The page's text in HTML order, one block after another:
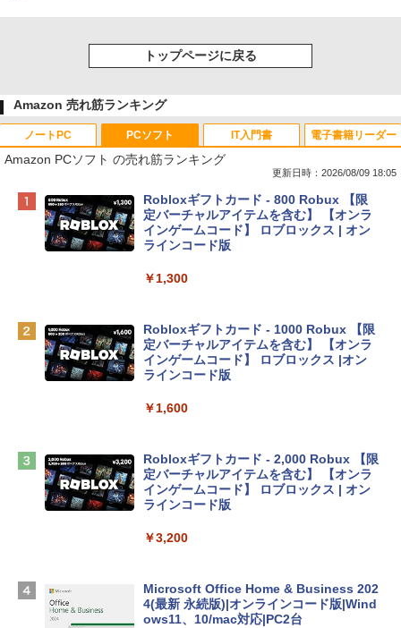
トップページに戻る
Amazon 売れ筋ランキング
ノートPC
Apple 2026 MacBook Neo A18 Proチッ
プ搭載13インチノートブック：AIとAppl
e Intelligenceのために設計、Liquid Ret
inaディスプレイ、8GBユニファイドメモ
eTime HDカメラ - インディゴ
tomtoc 360°保護 15.6 16インチ パソコ
ンケース Dell NEC Lavie ASUS HP dyna
Apple 2026 MacBook Air M5チップ搭載
13インチノートブック：AIとApple Intell
igence、13.6インチLiquid Retinaディ
TB SSDストレージ、12MPセンターフレ
￥278,800
PCソフト
Amazon PCソフト の売れ筋ランキング
更新日時：2026/08/09 18:05
Robloxギフトカード - 800 Robux 【限
定バーチャルアイテムを含む】 【オンラ
インゲームコード】 ロブロックス | オン
ラインコード版
￥1,300
Robloxギフトカード - 1000 Robux 【限
定バーチャルアイテムを含む】 【オンラ
インゲームコード】 ロブロックス |オン
ラインコード版
￥1,600
Robloxギフトカード - 2,000 Robux 【限
定バーチャルアイテムを含む】 【オンラ
インゲームコード】 ロブロックス | オン
ラインコード版
￥3,200
Microsoft Office Home & Business 202
4(最新 永続版)|オンラインコード版|Wind
ows11、10/mac対応|PC2台
IT入門書 電子書籍リーダー